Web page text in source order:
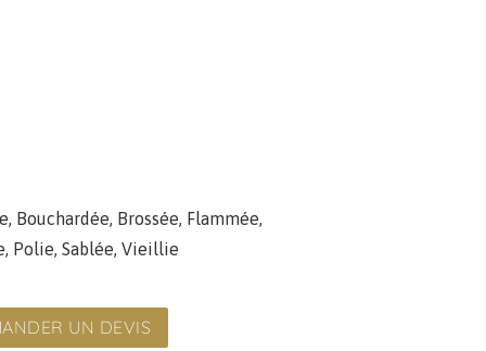
, Bouchardée, Brossée, Flammée,
, Polie, Sablée, Vieillie
UN DEVIS